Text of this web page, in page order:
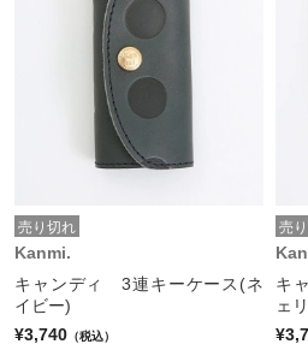
売り切れ
Kanmi.
キャンディ 3連キーケース(ネ
イビー)
¥3,740 （税込）
売
キ
ェ